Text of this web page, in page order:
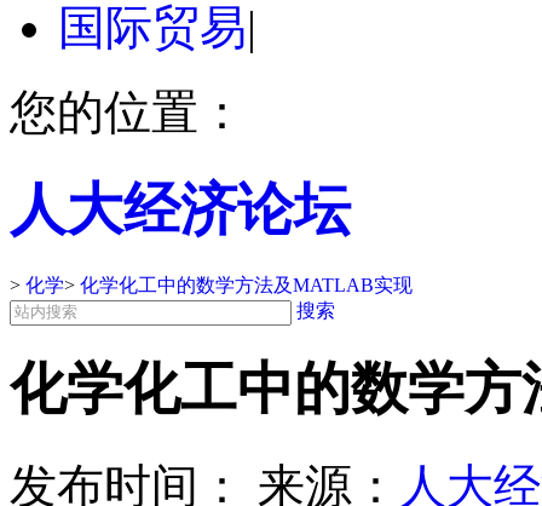
国际贸易|
您的位置：
人大经济论坛
> 化学> 化学化工中的数学方法及MATLAB实现
搜索
化学化工中的数学
发布时间： 来源： 人大